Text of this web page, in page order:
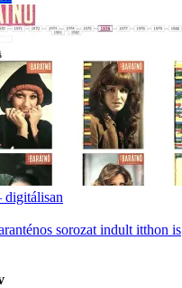
sorozat indult itthon is